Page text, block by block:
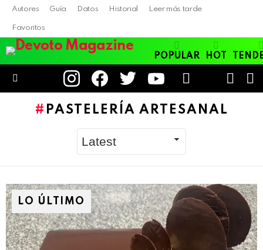
Autores Guía Datos Historial Leer más tarde
Favoritos
POPULAR HOT
instagramfacebooktwitter youtube
SKIN
PASTELERÍA ARTESANAL
LO ÚLTIMO